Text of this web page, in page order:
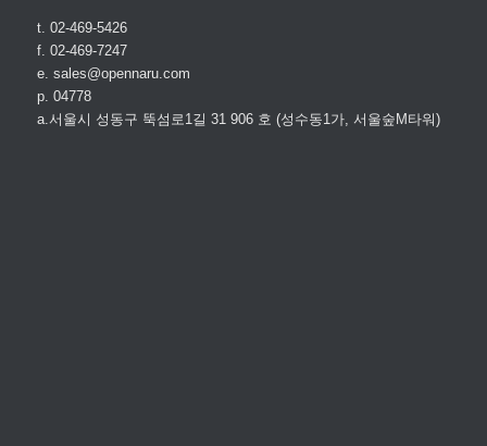
t. 02-469-5426
f. 02-469-7247
e. sales@opennaru.com
p. 04778
a.서울시 성동구 뚝섬로1길 31 906 호 (성수동1가, 서울숲M타워)